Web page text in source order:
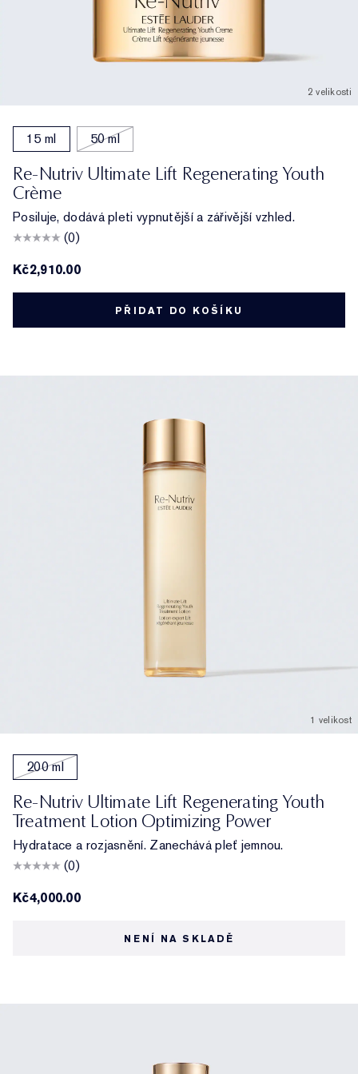
2 velikosti
15 ml 50 ml
Re-Nutriv Ultimate Lift Regenerating Youth
Crème
Posiluje, dodává pleti vypnutější a zářivější vzhled.
(0)
Kč2,910.00
PŘIDAT DO KOŠÍKU
1 velikost
200 ml
Re-Nutriv Ultimate Lift Regenerating Youth
Treatment Lotion Optimizing Power
Hydratace a rozjasnění. Zanechává pleť jemnou.
(0)
Kč4,000.00
NENÍ NA SKLADĚ